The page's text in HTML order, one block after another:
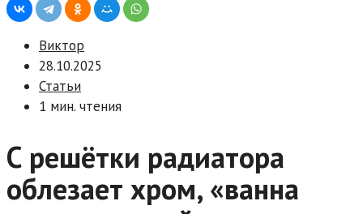
Виктор
28.10.2025
Статьи
1 мин. чтения
С решётки радиатора
облезает хром, «ванна